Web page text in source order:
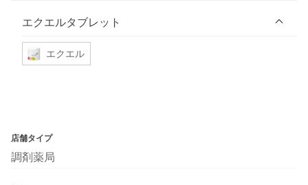
エクエルタブレット
エクエル
店舗タイプ
調剤薬局